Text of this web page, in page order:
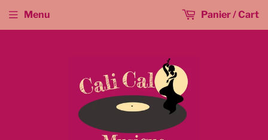
Menu Panier / Cart